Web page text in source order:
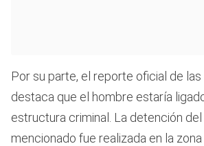
Por su parte, el reporte oficial de
destaca que el hombre estaría
estructura criminal. La detención
mencionado fue realizada en la